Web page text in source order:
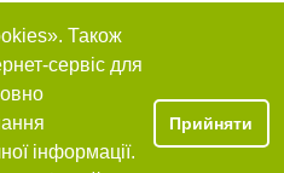
Також
сервіс для
інформації.
Прийняти